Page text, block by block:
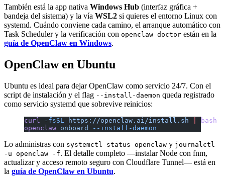
También está la app nativa Windows Hub (interfaz gráfica +
bandeja del sistema) y la vía WSL2 si quieres el entorno Linux con
systemd. Cuándo conviene cada camino, el arranque automático con
Task Scheduler y la verificación con openclaw doctor están en la
guía de OpenClaw en Windows.
OpenClaw en Ubuntu
Ubuntu es ideal para dejar OpenClaw como servicio 24/7. Con el
script de instalación y el flag --install-daemon queda registrado
como servicio systemd que sobrevive reinicios:
curl -fsSL https://openclaw.ai/install.sh
bash
openclaw onboard --install-daemon
Lo administras con systemctl status openclaw y journalctl
-u openclaw -f. El detalle completo —instalar Node con fnm,
actualizar y acceso remoto seguro con Cloudflare Tunnel— está en
la guía de OpenClaw en Ubuntu.